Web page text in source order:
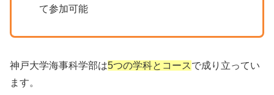
て参加可能
神戸大学海事科学部は5つの学科とコースで成り立ってい
ます。